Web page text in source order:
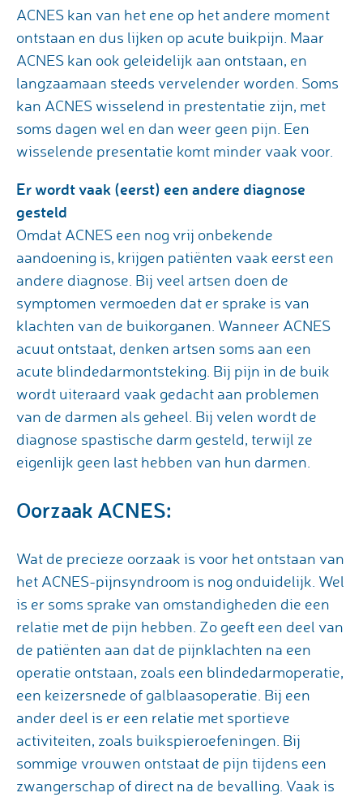
ACNES kan van het ene op het andere moment
ontstaan en dus lijken op acute buikpijn. Maar
ACNES kan ook geleidelijk aan ontstaan, en
langzaamaan steeds vervelender worden. Soms
kan ACNES wisselend in prestentatie zijn, met
soms dagen wel en dan weer geen pijn. Een
wisselende presentatie komt minder vaak voor.
Er wordt vaak (eerst) een andere diagnose
gesteld
Omdat ACNES een nog vrij onbekende
aandoening is, krijgen patiënten vaak eerst een
andere diagnose. Bij veel artsen doen de
symptomen vermoeden dat er sprake is van
klachten van de buikorganen. Wanneer ACNES
acuut ontstaat, denken artsen soms aan een
acute blindedarmontsteking. Bij pijn in de buik
wordt uiteraard vaak gedacht aan problemen
van de darmen als geheel. Bij velen wordt de
diagnose spastische darm gesteld, terwijl ze
eigenlijk geen last hebben van hun darmen.
Oorzaak ACNES:
Wat de precieze oorzaak is voor het ontstaan van
het ACNES-pijnsyndroom is nog onduidelijk. Wel
is er soms sprake van omstandigheden die een
relatie met de pijn hebben. Zo geeft een deel van
de patiënten aan dat de pijnklachten na een
operatie ontstaan, zoals een blindedarmoperatie,
een keizersnede of galblaasoperatie. Bij een
ander deel is er een relatie met sportieve
activiteiten, zoals buikspieroefeningen. Bij
sommige vrouwen ontstaat de pijn tijdens een
zwangerschap of direct na de bevalling. Vaak is